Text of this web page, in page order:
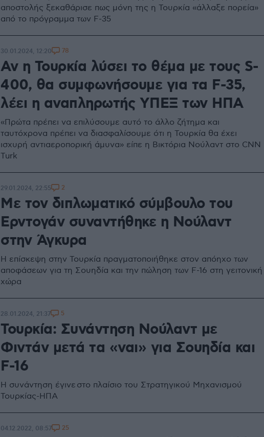
αποστολής ξεκαθάρισε πως μόνη της η Τουρκία «άλλαξε πορεία»
από το πρόγραμμα των F-35
Αν η Τουρκία λύσει το θέμα με τους S-
400, θα συμφωνήσουμε για τα F-35,
λέει η αναπληρωτής ΥΠΕΞ των ΗΠΑ
«Πρώτα πρέπει να επιλύσουμε αυτό το άλλο ζήτημα και
ταυτόχρονα πρέπει να διασφαλίσουμε ότι η Τουρκία θα έχει
ισχυρή αντιαεροπορική άμυνα» είπε η Βικτόρια Νούλαντ στο CNN
Turk
30.01.2024, 12:20 78
Με τον διπλωματικό σύμβουλο του
Ερντογάν συναντήθηκε η Νούλαντ
στην Άγκυρα
Η επίσκεψη στην Τουρκία πραγματοποιήθηκε στον απόηχο των
αποφάσεων για τη Σουηδία και την πώληση των F-16 στη γειτονική
χώρα
29.01.2024, 22:55 2
Τουρκία: Συνάντηση Νούλαντ με
Φιντάν μετά τα «ναι» για Σουηδία και
F-16
Η συνάντηση έγινε στο πλαίσιο του Στρατηγικού Μηχανισμού
Τουρκίας-ΗΠΑ
28.01.2024, 21:37 5
04.12.2022, 08:57 25